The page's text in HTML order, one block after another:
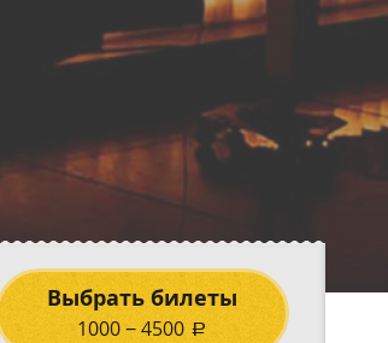
Выбрать билеты
1000−4500 a